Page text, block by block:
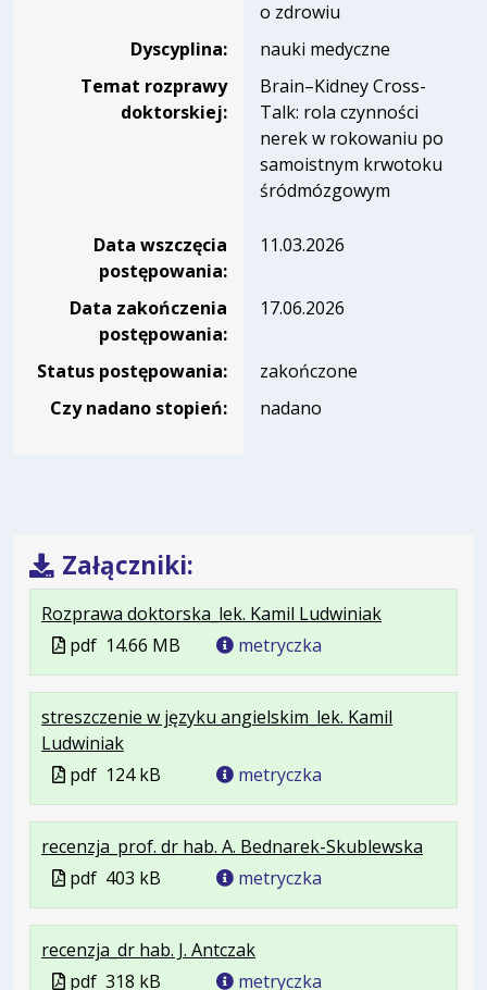
o zdrowiu
Dyscyplina:
nauki medyczne
Temat rozprawy
doktorskiej:
Brain–Kidney Cross-
Talk: rola czynności
nerek w rokowaniu po
samoistnym krwotoku
śródmózgowym
Data wszczęcia
postępowania:
11.03.2026
Data zakończenia
postępowania:
17.06.2026
Status postępowania:
zakończone
Czy nadano stopień:
nadano
Załączniki:
Rozprawa doktorska_lek. Kamil Ludwiniak.
formacie:
pdf
.
14.66
MB
.
w
nowej
Plik
w
formacie
pdf 14.66 MB metryczka
streszczenie w języku angielskim_lek. Kamil
Ludwiniak.
Plik
formacie:
pdf
.
Rozmiar
124
kB
.
Otwiera
w
nowej
karcie.
Plik
w
formacie
pdf 124 kB metryczka
recenzja_prof. dr hab. A. Bednarek-Skublewska
403
w
Plik
w
formacie
pdf 403 kB metryczka
recenzja_dr hab. J. Antczak.
Plik
.
Rozmiar
.
Otwiera
Plik
pdf 318 kB metryczka